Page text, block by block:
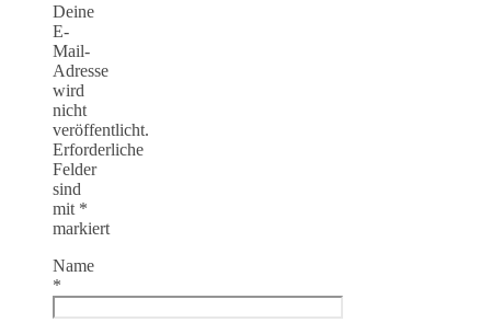
Deine
E-
Mail-
Adresse
wird
nicht
veröffentlicht.
Erforderliche
Felder
sind
mit *
markiert
Name
*